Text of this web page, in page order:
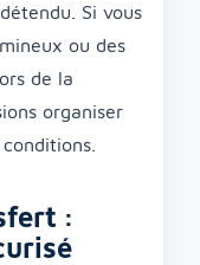
Si vous
ou des
de la
organiser
: